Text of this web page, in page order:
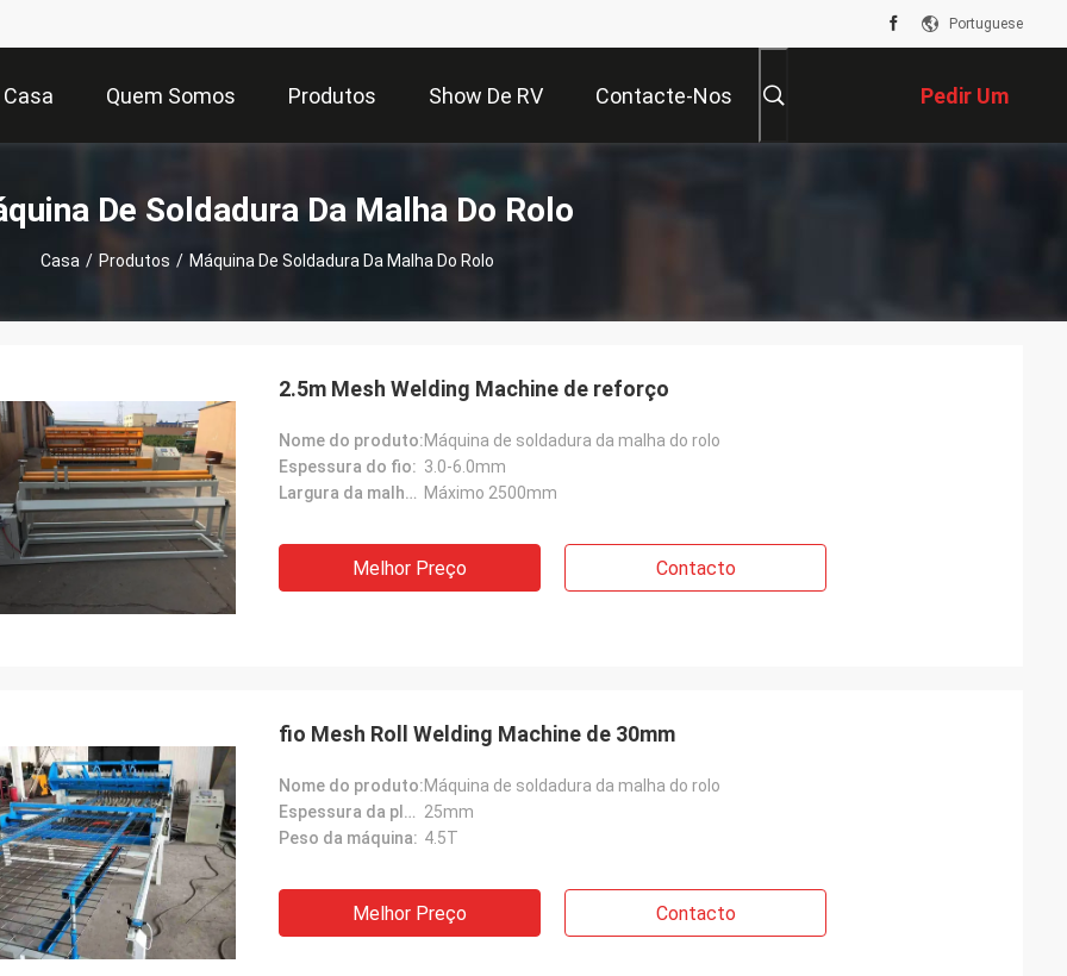
Portuguese
Casa Quem Somos Produtos Show De RV Contacte-Nos Pedir Um
Orçamento
De Soldadura Da Malha Do Rolo
Casa / Produtos / Máquina De Soldadura Da Malha Do Rolo
2.5m Mesh Welding Machine de reforço
Nome do produto:Máquina de soldadura da malha do rolo
Espessura do fio: 3.0-6.0mm
Largura da malha de soldadura: Máximo 2500mm
Melhor Preço Contacto
fio Mesh Roll Welding Machine de 30mm
Nome do produto:Máquina de soldadura da malha do rolo
Espessura da placa de metal: 25mm
Peso da máquina: 4.5T
Melhor Preço Contacto